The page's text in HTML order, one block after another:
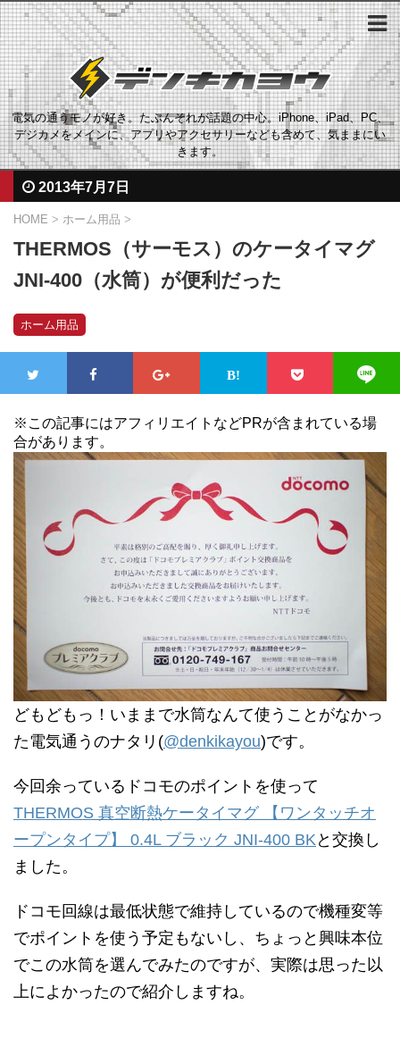
電気の通うモノが好き。たぶんそれが話題の中心。iPhone、iPad、PC、
デジカメをメインに、アプリやアクセサリーなども含めて、気ままにい
きます。
2013年7月7日
HOME > ホーム用品 >
THERMOS（サーモス）のケータイマグ
JNI-400（水筒）が便利だった
ホーム用品
※この記事にはアフィリエイトなどPRが含まれている場
合があります。
どもどもっ！いままで水筒なんて使うことがなかっ
た電気通うのナタリ(@denkikayou)です。
今回余っているドコモのポイントを使って
THERMOS 真空断熱ケータイマグ 【ワンタッチオ
ープンタイプ】 0.4L ブラック JNI-400 BK と交換し
ました。
ドコモ回線は最低状態で維持しているので機種変等
でポイントを使う予定もないし、ちょっと興味本位
でこの水筒を選んでみたのですが、実際は思った以
上によかったので紹介しますね。